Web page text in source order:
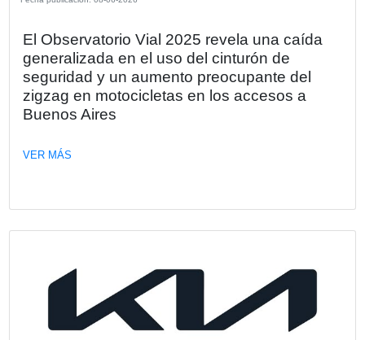
VER MÁS
Kia Argentina anuncia la preventa del
Tasman: explora una nueva dimensión